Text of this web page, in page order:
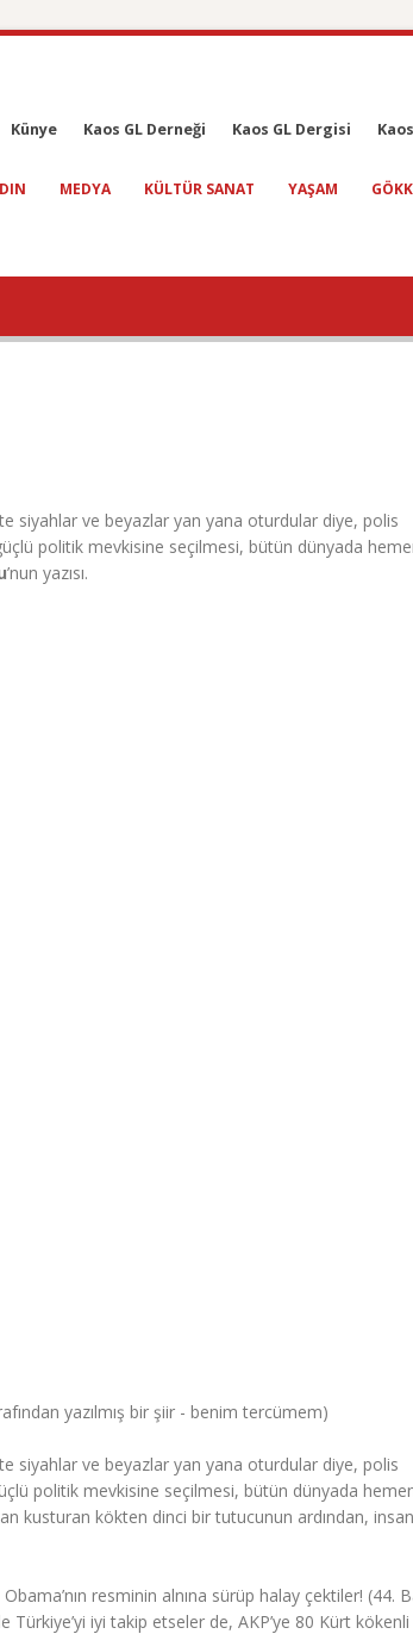
Künye Kaos GL Derneği Kaos GL Dergisi
MEDYA KÜLTÜR SANAT YAŞAM
siyahlar ve beyazlar yan yana oturdular diye, polis
güçlü politik mevkisine seçilmesi, bütün dünyada
’nun yazısı.
yazılmış bir şiir - benim tercümem)
siyahlar ve beyazlar yan yana oturdular diye, polis
politik mevkisine seçilmesi, bütün dünyada
kusturan kökten dinci bir tutucunun ardından,
resminin alnına sürüp halay çektiler! (44.
iyi takip etseler de, AKP’ye 80 Kürt kökenli